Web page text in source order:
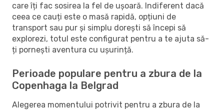
care îți fac sosirea la fel de ușoară. Indiferent dacă
ceea ce cauți este o masă rapidă, opțiuni de
transport sau pur și simplu dorești să începi să
explorezi, totul este configurat pentru a te ajuta să-
ți pornești aventura cu ușurință.
Perioade populare pentru a zbura de la
Copenhaga la Belgrad
Alegerea momentului potrivit pentru a zbura de la